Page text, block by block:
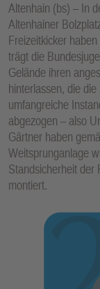
Altenhain (bs) – In
Altenhainer
Freizeitkicker
trägt die
Gelände ihren
hinterlassen, die
umfangreiche
abgezogen – also
Gärtner haben
Weitsprunganlage
Standsicherheit der
montiert.